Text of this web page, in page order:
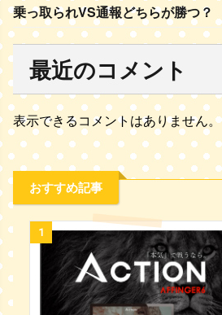
乗っ取られVS通報どちらが勝つ？
最近のコメント
表示できるコメントはありません。
おすすめ記事
1